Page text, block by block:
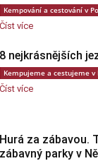
Kempování a cestování v
Číst více
8 nejkrásnějších
Kempujeme a cestujeme v
Číst více
Hurá za zábavou.
zábavný parky v